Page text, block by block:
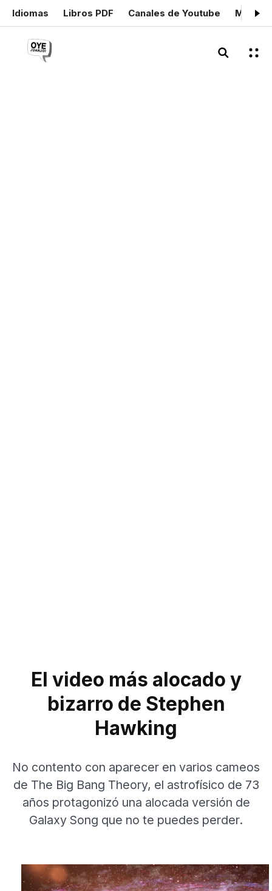
Idiomas Libros PDF Canales de Youtube Mis
El video más alocado y
bizarro de Stephen
Hawking
No contento con aparecer en varios cameos
de The Big Bang Theory, el astrofísico de 73
años protagonizó una alocada versión de
Galaxy Song que no te puedes perder.